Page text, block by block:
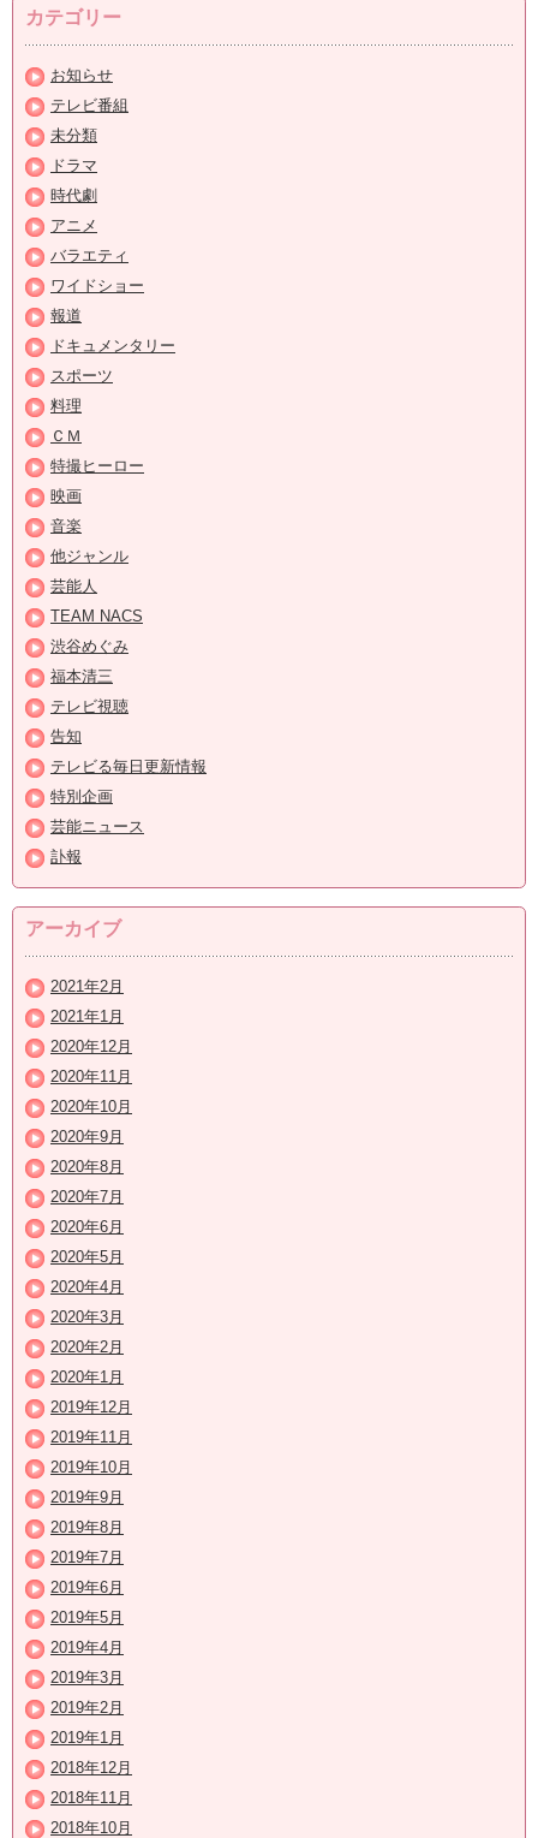
カテゴリー
お知らせ
テレビ番組
未分類
ドラマ
時代劇
アニメ
バラエティ
ワイドショー
報道
ドキュメンタリー
スポーツ
料理
ＣＭ
特撮ヒーロー
映画
音楽
他ジャンル
芸能人
TEAM NACS
渋谷めぐみ
福本清三
テレビ視聴
告知
テレビる毎日更新情報
特別企画
芸能ニュース
訃報
アーカイブ
2021年2月
2021年1月
2020年12月
2020年11月
2020年10月
2020年9月
2020年8月
2020年7月
2020年6月
2020年5月
2020年4月
2020年3月
2020年2月
2020年1月
2019年12月
2019年11月
2019年10月
2019年9月
2019年8月
2019年7月
2019年6月
2019年5月
2019年4月
2019年3月
2019年2月
2019年1月
2018年12月
2018年11月
2018年10月